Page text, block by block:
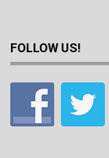
FOLLOW US!